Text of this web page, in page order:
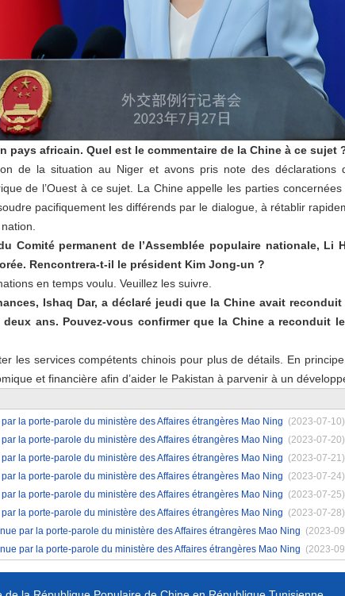
pays africain. Quel est le commentaire de la Chine à ce sujet
de la situation au Niger et avons pris note des déclarations
de l’Ouest à ce sujet. La Chine appelle les parties
pacifiquement les différends par le dialogue, à rétablir
Comité permanent de l’Assemblée populaire nationale, Li
Rencontrera-t-il le président Kim Jong-un ?
en temps voulu. Veuillez les suivre.
Ishaq Dar, a déclaré jeudi que la Chine avait
ans. Pouvez-vous confirmer que la Chine a reconduit
les services compétents chinois pour plus de détails. En
et financière afin d’aider le Pakistan à parvenir à un
la porte-parole du ministère des Affaires étrangères Mao Ning (2023-07-10)
la porte-parole du ministère des Affaires étrangères Mao Ning (2023-07-20)
la porte-parole du ministère des Affaires étrangères Mao Ning (2023-07-21)
la porte-parole du ministère des Affaires étrangères Mao Ning (2023-07-24)
la porte-parole du ministère des Affaires étrangères Mao Ning (2023-07-25)
la porte-parole du ministère des Affaires étrangères Mao Ning (2023-07-28)
par la porte-parole du ministère des Affaires étrangères Mao Ning (2023-
par la porte-parole du ministère des Affaires étrangères Mao Ning (2023-